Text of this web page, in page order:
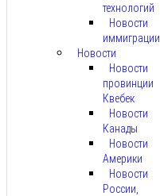
технологий
Новости
иммиграции
Новости
Новости
провинции
Квебек
Новости
Канады
Новости
Америки
Новости
России,